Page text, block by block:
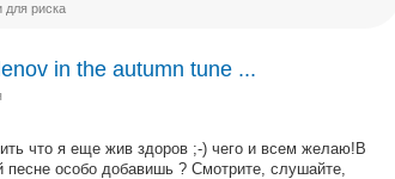
для риска
in the autumn tune ...
что я еще жив здоров ;-) чего и всем желаю!В
песне особо добавишь ? Смотрите, слушайте,